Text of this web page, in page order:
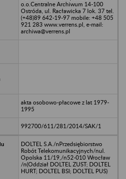
o.o.Centralne Archiwum 14-100
Ostróda, ul. Racławicka 7 lok. 37 tel.
(+48)89 642-19-97 mobile: +48 505
921 283 www.verrens.pl, e-mail:
archiwa@verrens.pl
akta osobowo-płacowe z lat 1979-
1995
992700/611/281/2014/SAK/1
DOLTEL S.A./nPrzedsiębiorstwo
Robót Telekomunikacyjnych/nul.
Opolska 11/19,/n52-010 Wrocław
/n(Oddział DOLTEL ZUST; DOLTEL
HURT; DOLTEL BSI; DOLTEL PUS)